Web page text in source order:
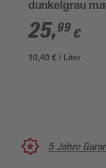
dunkelgrau
25,99 €
10,40 € / Liter
5 Jahre